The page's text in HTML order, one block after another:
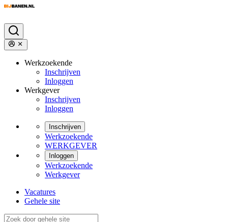
Werkzoekende
Inschrijven
Inloggen
Werkgever
Inschrijven
Inloggen
Inschrijven
Werkzoekende
WERKGEVER
Inloggen
Werkzoekende
Werkgever
Vacatures
Gehele site